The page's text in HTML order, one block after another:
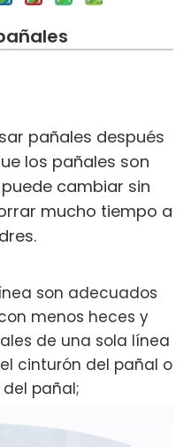
pañales después
los pañales son
cambiar sin
mucho tiempo a
son adecuados
menos heces y
de una sola línea
cinturón del pañal o
pañal;